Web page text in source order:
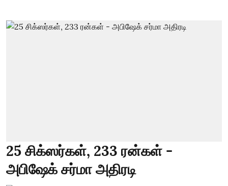
25 சிக்ஸர்கள், 233 ரன்கள் -
அபிஷேக் சர்மா அதிரடி